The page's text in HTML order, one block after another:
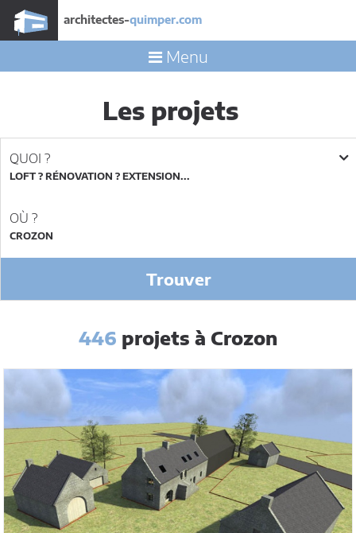
architectes-quimper.com
Menu
Les projets
QUOI ?
LOFT ? RÉNOVATION ? EXTENSION...
OÙ ?
Trouver
446 projets à Crozon